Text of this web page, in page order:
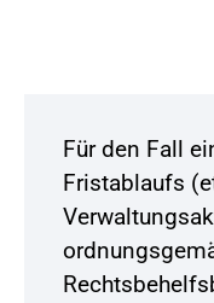
Für den Fall
Fristablaufs